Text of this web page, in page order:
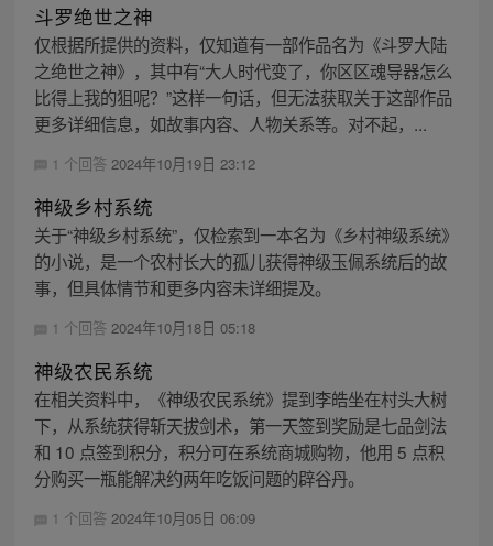
斗罗绝世之神
仅根据所提供的资料，仅知道有一部作品名为《斗罗大陆
之绝世之神》，其中有“大人时代变了，你区区魂导器怎么
比得上我的狙呢？”这样一句话，但无法获取关于这部作品
更多详细信息，如故事内容、人物关系等。对不起，...
1 个回答 2024年10月19日 23:12
神级乡村系统
关于“神级乡村系统”，仅检索到一本名为《乡村神级系统》
的小说，是一个农村长大的孤儿获得神级玉佩系统后的故
事，但具体情节和更多内容未详细提及。
1 个回答 2024年10月18日 05:18
神级农民系统
在相关资料中，《神级农民系统》提到李皓坐在村头大树
下，从系统获得斩天拔剑术，第一天签到奖励是七品剑法
和 10 点签到积分，积分可在系统商城购物，他用 5 点积
分购买一瓶能解决约两年吃饭问题的辟谷丹。
1 个回答 2024年10月05日 06:09